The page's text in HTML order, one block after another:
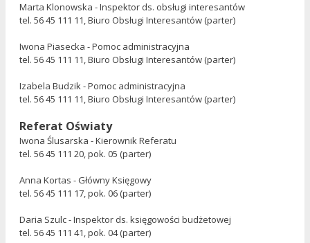
Marta Klonowska - Inspektor ds. obsługi interesantów
tel. 56 45 111 11, Biuro Obsługi Interesantów (parter)
Iwona Piasecka - Pomoc administracyjna
tel. 56 45 111 11, Biuro Obsługi Interesantów (parter)
Izabela Budzik - Pomoc administracyjna
tel. 56 45 111 11, Biuro Obsługi Interesantów (parter)
Referat Oświaty
Iwona Ślusarska - Kierownik Referatu
tel. 56 45 111 20, pok. 05 (parter)
Anna Kortas - Główny Księgowy
tel. 56 45 111 17, pok. 06 (parter)
Daria Szulc - Inspektor ds. księgowości budżetowej
tel. 56 45 111 41, pok. 04 (parter)